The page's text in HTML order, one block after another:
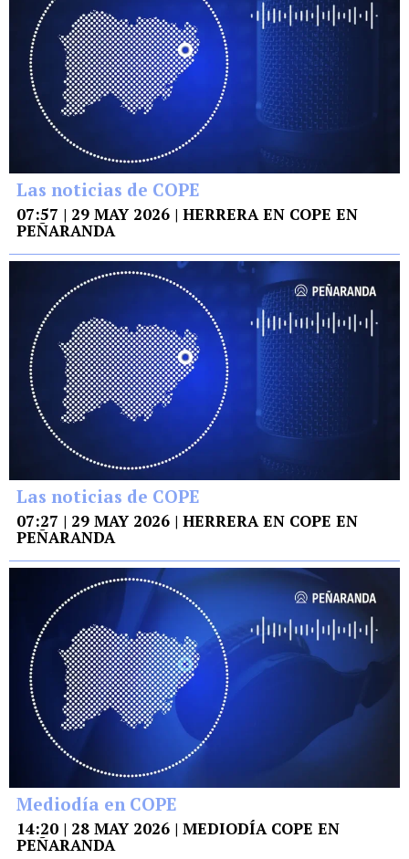
Las noticias de COPE
07:57 | 29 MAY 2026 | HERRERA EN COPE EN
PEÑARANDA
Las noticias de COPE
07:27 | 29 MAY 2026 | HERRERA EN COPE EN
PEÑARANDA
Mediodía en COPE
14:20 | 28 MAY 2026 | MEDIODÍA COPE EN
PEÑARANDA